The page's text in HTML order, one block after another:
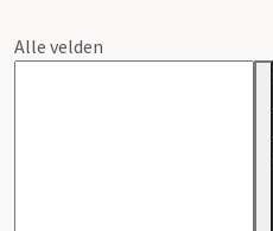
Alle velden